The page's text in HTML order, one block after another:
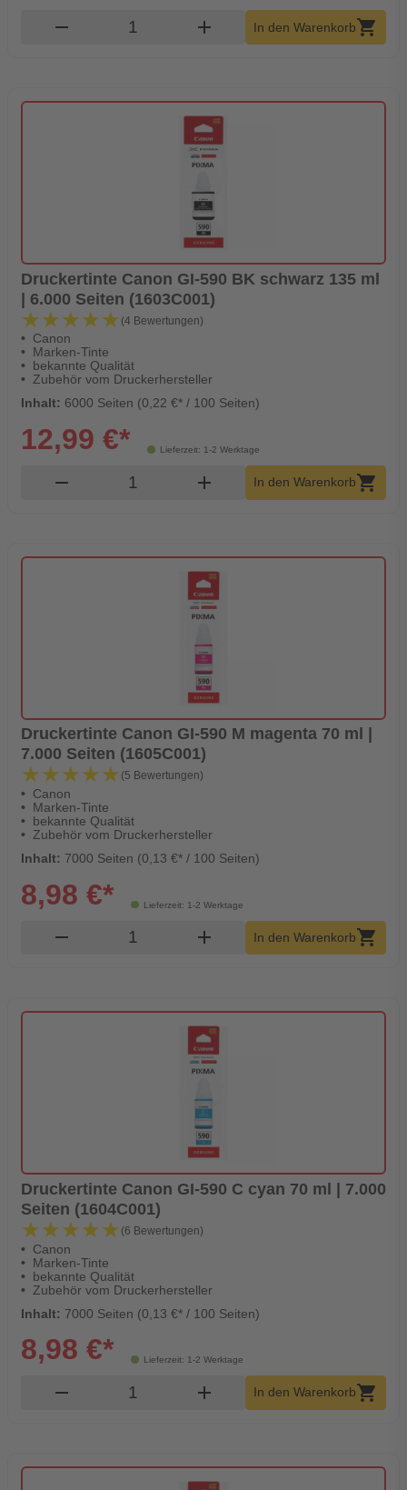
remove Produkt Warenkorb Menge
add In den Warenkorbshopping_cart
Druckertinte Canon GI-590 BK schwarz 135 ml
| 6.000 Seiten (1603C001)
★★★★★
★★★★★ (4 Bewertungen)
Canon
Marken-Tinte
bekannte Qualität
Zubehör vom Druckerhersteller
Inhalt: 6000 Seiten (0,22 €* / 100 Seiten)
Lieferzeit: 1-2 Werktage
12,99 €*
remove Produkt Warenkorb Menge
add In den Warenkorbshopping_cart
Druckertinte Canon GI-590 M magenta 70 ml |
7.000 Seiten (1605C001)
★★★★★
★★★★★ (5 Bewertungen)
Canon
Marken-Tinte
bekannte Qualität
Zubehör vom Druckerhersteller
Inhalt: 7000 Seiten (0,13 €* / 100 Seiten)
Lieferzeit: 1-2 Werktage
8,98 €*
remove Produkt Warenkorb Menge
add In den Warenkorbshopping_cart
Druckertinte Canon GI-590 C cyan 70 ml | 7.000
Seiten (1604C001)
★★★★★
★★★★★ (6 Bewertungen)
Canon
Marken-Tinte
bekannte Qualität
Zubehör vom Druckerhersteller
Inhalt: 7000 Seiten (0,13 €* / 100 Seiten)
Lieferzeit: 1-2 Werktage
8,98 €*
remove Produkt Warenkorb Menge
add In den Warenkorbshopping_cart